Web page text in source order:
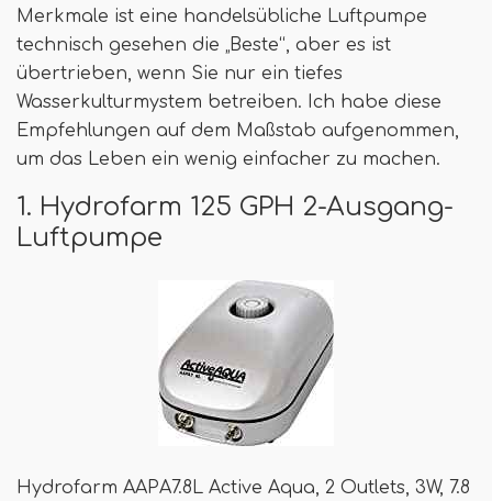
Merkmale ist eine handelsübliche Luftpumpe
technisch gesehen die „Beste“, aber es ist
übertrieben, wenn Sie nur ein tiefes
Wasserkulturmystem betreiben. Ich habe diese
Empfehlungen auf dem Maßstab aufgenommen,
um das Leben ein wenig einfacher zu machen.
1. Hydrofarm 125 GPH 2-Ausgang-
Luftpumpe
Hydrofarm AAPA7.8L Active Aqua, 2 Outlets, 3W, 7.8